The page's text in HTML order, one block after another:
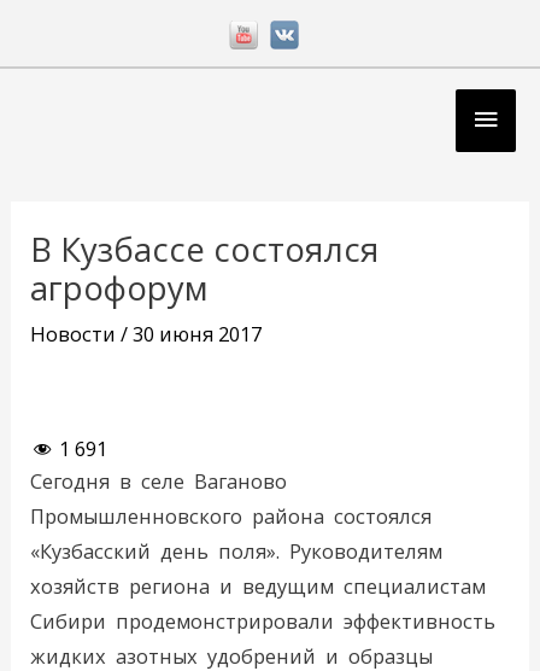
В Кузбассе состоялся
агрофорум
Новости /30 июня 2017
1 691
Сегодня в селе Ваганово
Промышленновского района состоялся
«Кузбасский день поля». Руководителям
хозяйств региона и ведущим специалистам
Сибири продемонстрировали эффективность
жидких азотных удобрений и образцы
записям